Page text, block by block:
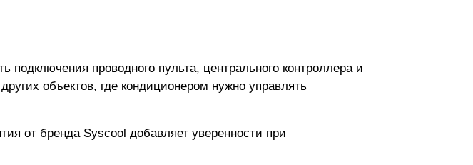
подключения проводного пульта, центрального контроллера и
объектов, где кондиционером нужно управлять
от бренда Syscool добавляет уверенности при